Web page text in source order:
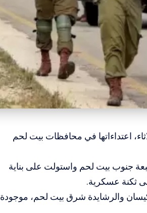
اعتداءاتها في محافظات بيت لحم
جنوب بيت لحم واستولت على بناية
ثكنة عسكرية.
والرشايدة شرق بيت لحم، موجودة